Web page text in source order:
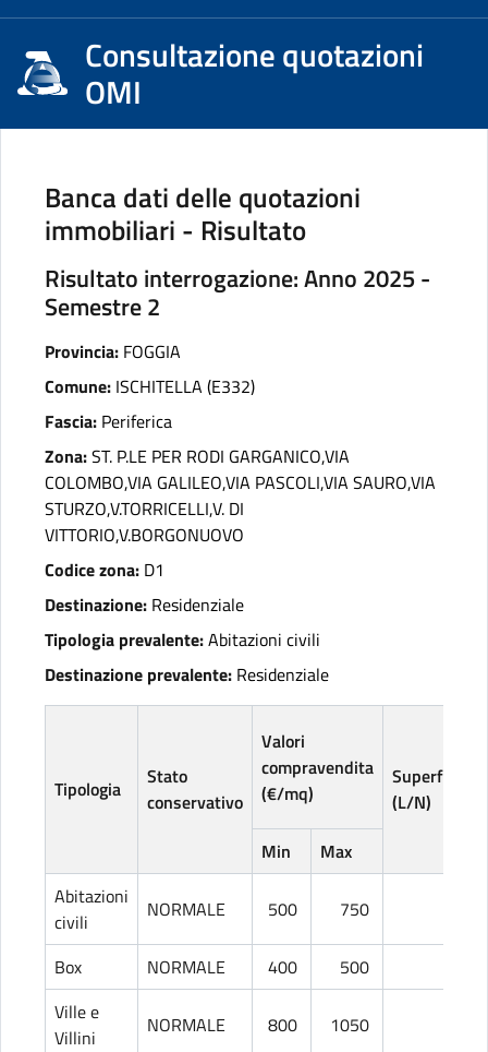
Consultazione quotazioni
OMI
Banca dati delle quotazioni
immobiliari - Risultato
Risultato interrogazione: Anno 2025 -
Semestre 2
Provincia: FOGGIA
Comune: ISCHITELLA (E332)
Fascia: Periferica
Zona:ST. P.LE PER RODI GARGANICO,VIA
COLOMBO,VIA GALILEO,VIA PASCOLI,VIA SAURO,VIA
STURZO,V.TORRICELLI,V. DI
VITTORIO,V.BORGONUOVO
Codice zona: D1
Destinazione: Residenziale
Tipologia prevalente:Abitazioni civili
Destinazione prevalente: Residenziale
Tipologia
Stato
conservativo
Valori
compravendita
(€/mq)
Superficie
(L/N)
Min
Max
Abitazioni
civili
NORMALE 500 750
Box NORMALE 400 500
Ville e
Villini
NORMALE 800 1050